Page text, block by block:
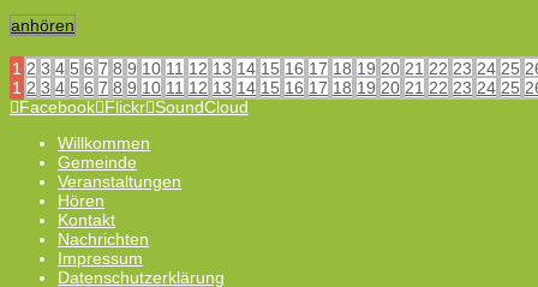
anhören
1 2 3 4 5 6 7 8 9 10 11 12 13 14 15 16 17 18 19 20 21 22 23 24 25
1 2 3 4 5 6 7 8 9 10 11 12 13 14 15 16 17 18 19 20 21 22 23 24 25
Facebook Flickr SoundCloud
Willkommen
Gemeinde
Veranstaltungen
Hören
Kontakt
Nachrichten
Impressum
Datenschutzerklärung